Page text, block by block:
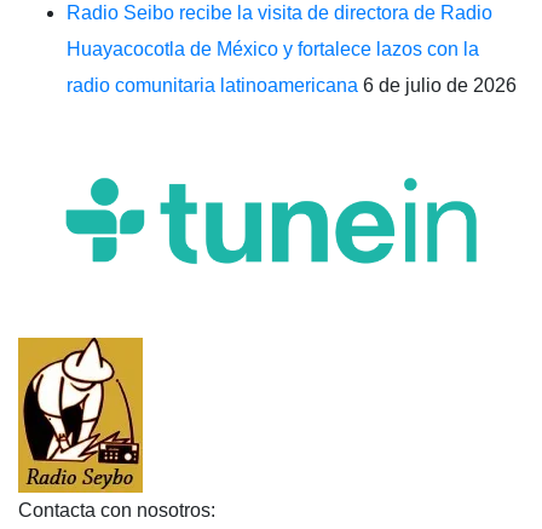
Radio Seibo recibe la visita de directora de Radio
Huayacocotla de México y fortalece lazos con la
radio comunitaria latinoamericana 6 de julio de 2026
Contacta con nosotros: